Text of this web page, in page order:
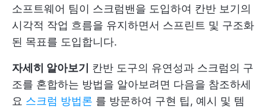
소프트웨어 팀이 스크럼밴을 도입하여 칸반 보기의
시각적 작업 흐름을 유지하면서 스프린트 및 구조화
된 목표를 도입합니다.
자세히 알아보기 칸반 도구의 유연성과 스크럼의 구
조를 혼합하는 방법을 알아보려면 다음을 참조하세
요 스크럼 방법론 를 방문하여 구현 팁, 예시 및 템